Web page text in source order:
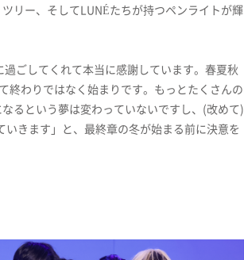
リー、そしてLUNÉたちが持つペンライトが輝
ごしてくれて本当に感謝しています。春夏秋
終わりではなく始まりです。もっとたくさんの
るという夢は変わっていないですし、(改めて)
きます」と、最終章の冬が始まる前に決意を